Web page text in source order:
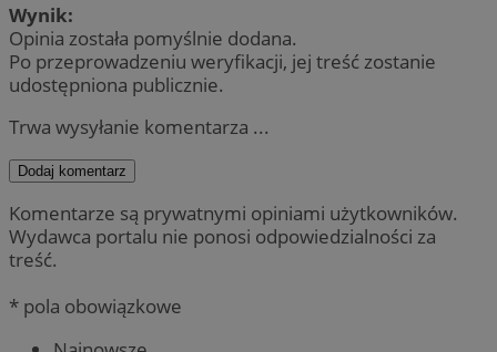
Wynik:
Opinia została pomyślnie dodana.
Po przeprowadzeniu weryfikacji, jej treść zostanie
udostępniona publicznie.
Trwa wysyłanie komentarza ...
Dodaj komentarz
Komentarze są prywatnymi opiniami użytkowników.
Wydawca portalu nie ponosi odpowiedzialności za
treść.
* pola obowiązkowe